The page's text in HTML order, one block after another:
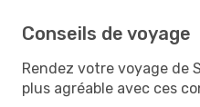
Conseils de voyage
Rendez votre voyage de
plus agréable avec ces